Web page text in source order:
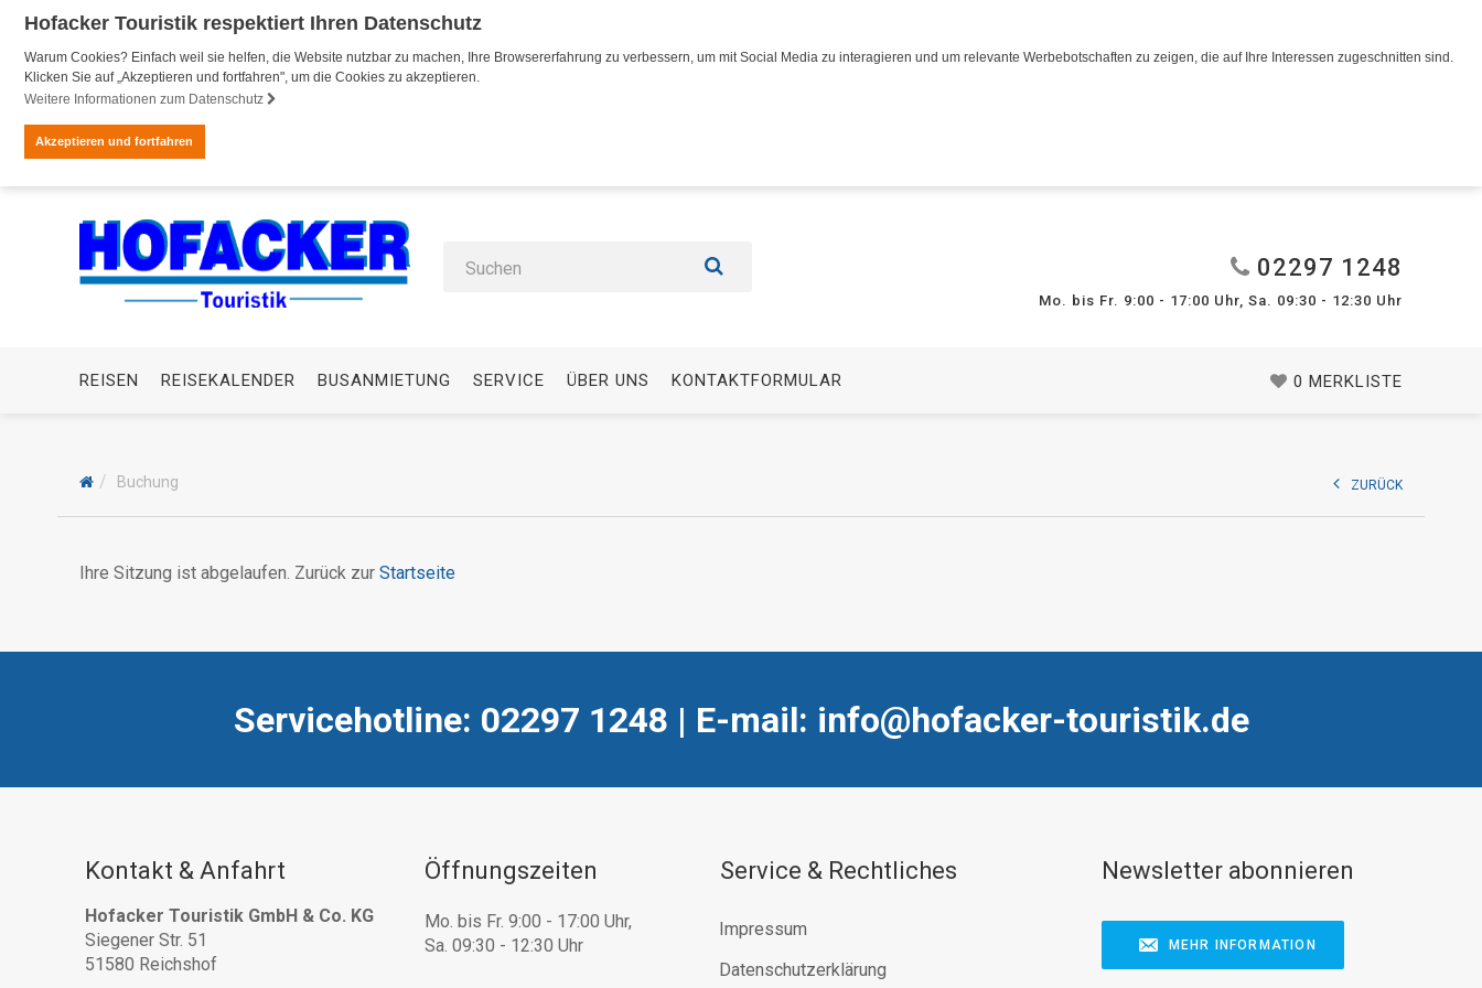
Hofacker Touristik respektiert Ihren Datenschutz
Warum Cookies? Einfach weil sie helfen, die Website nutzbar zu machen, Ihre Browsererfahrung zu verbessern, um mit Social Media zu interagieren und um relevante Werbebotschaften zu zeigen, die auf Ihre Interessen zugeschnitten sind.
Klicken Sie auf „Akzeptieren und fortfahren", um die Cookies zu akzeptieren.
Weitere Informationen zum Datenschutz
Akzeptieren und fortfahren
0 MERKLISTE
02297 1248
Mo. bis Fr. 9:00 - 17:00 Uhr, Sa. 09:30 - 12:30 Uhr
REISEN REISEKALENDER BUSANMIETUNG SERVICE ÜBER UNS KONTAKTFORMULAR
Buchung ZURÜCK
Ihre Sitzung ist abgelaufen. Zurück zur Startseite
Servicehotline: 02297 1248 | E-mail: info@hofacker-touristik.de
Kontakt & Anfahrt
Hofacker Touristik GmbH & Co. KG
Siegener Str. 51
51580 Reichshof
Öffnungszeiten
Mo. bis Fr. 9:00 - 17:00 Uhr,
Sa. 09:30 - 12:30 Uhr
Service & Rechtliches
Impressum
Datenschutzerklärung
Newsletter abonnieren
MEHR INFORMATION